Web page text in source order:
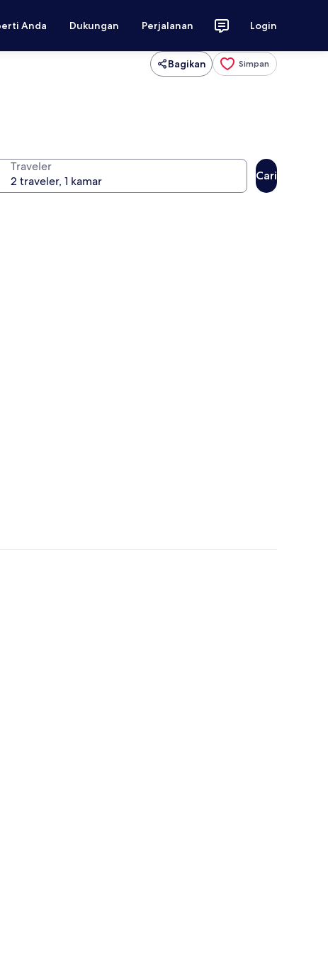
Anda Dukungan Perjalanan Login
Bagikan Simpan
Traveler
Cari